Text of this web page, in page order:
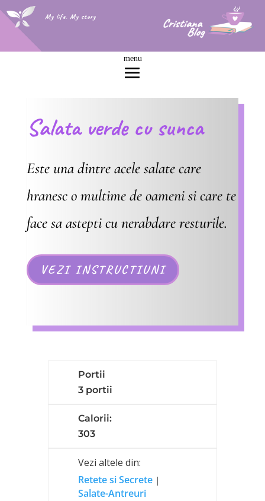
My life. My story
Salata verde cu sunca
Este una dintre acele salate care
hranesc o multime de oameni si care te
face sa astepti cu nerabdare resturile.
VEZI INSTRUCTIUNI
Portii
3 portii
Calorii:
303
Vezi altele din:
Retete si Secrete|
Salate-Antreuri